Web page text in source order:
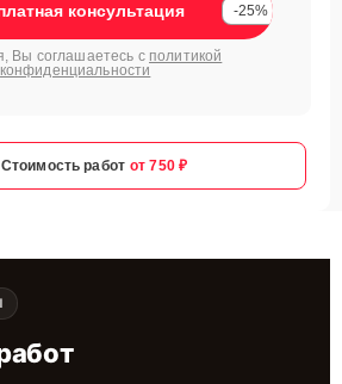
консультация -25%
Вы соглашаетесь с политикой
конфиденциальности
Стоимость работ от 750 ₽